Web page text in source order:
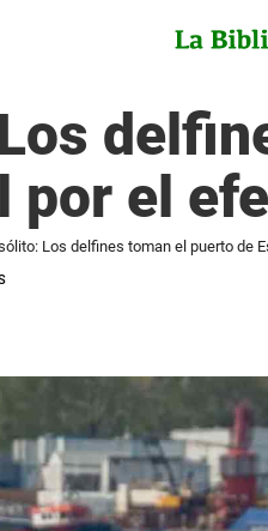
por el
Los delfines toman el puerto de